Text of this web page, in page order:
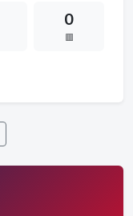
0
🟥